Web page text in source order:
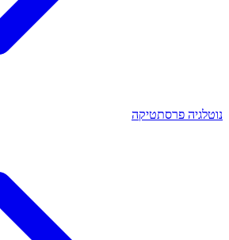
נוטלגיה פרסתטיקה